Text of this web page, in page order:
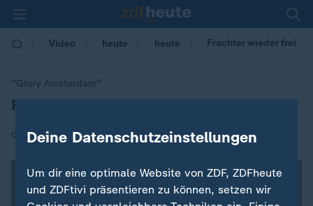
Video heute heute Frachter wieder frei
"Glory Amsterdam"
:Frachter wieder frei
02.11.2017 | 16:14
Deine Datenschutzeinstellungen
Um dir eine optimale Website von ZDF, ZDFheute
und ZDFtivi präsentieren zu können, setzen wir